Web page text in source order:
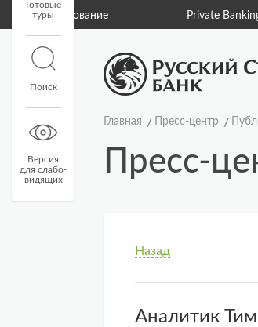
Страхование Private
Готовые
туры
Поиск
Версия
для слабо-
видящих
Главная Пресс-центр
Пресс-
Назад
Аналитик